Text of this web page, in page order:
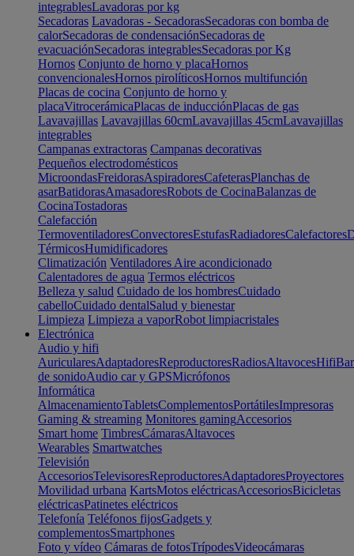
integrablesLavadoras por kg
Secadoras Lavadoras - SecadorasSecadoras con bomba de
calorSecadoras de condensaciónSecadoras de
evacuaciónSecadoras integrablesSecadoras por Kg
Hornos Conjunto de horno y placaHornos
convencionalesHornos pirolíticosHornos multifunción
Placas de cocina Conjunto de horno y
placaVitrocerámicaPlacas de inducciónPlacas de gas
Lavavajillas Lavavajillas 60cmLavavajillas 45cmLavavajillas
integrables
Campanas extractoras Campanas decorativas
Pequeños electrodomésticos
MicroondasFreidorasAspiradoresCafeterasPlanchas de
asarBatidorasAmasadoresRobots de CocinaBalanzas de
CocinaTostadoras
Calefacción
TermoventiladoresConvectoresEstufasRadiadoresCalefactores
TérmicosHumidificadores
Climatización Ventiladores Aire acondicionado
Calentadores de agua Termos eléctricos
Belleza y salud Cuidado de los hombresCuidado
cabelloCuidado dentalSalud y bienestar
Limpieza Limpieza a vaporRobot limpiacristales
Electrónica
Audio y hifi
AuricularesAdaptadoresReproductoresRadiosAltavocesHifi
de sonidoAudio car y GPSMicrófonos
Informática
AlmacenamientoTabletsComplementosPortátilesImpresoras
Gaming & streaming Monitores gamingAccesorios
Smart home TimbresCámarasAltavoces
Wearables Smartwatches
Televisión
AccesoriosTelevisoresReproductoresAdaptadoresProyectores
Movilidad urbana KartsMotos eléctricasAccesoriosBicicletas
eléctricasPatinetes eléctricos
Telefonía Teléfonos fijosGadgets y
complementosSmartphones
Foto y vídeo Cámaras de fotosTrípodesVideocámaras